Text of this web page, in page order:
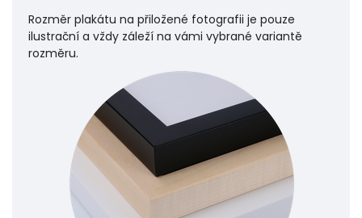
Rozměr plakátu na přiložené fotografii je pouze
ilustrační a vždy záleží na vámi vybrané variantě
rozměru.